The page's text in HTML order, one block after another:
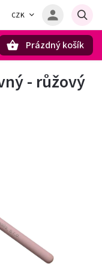
CZK
Prázdný košík
- růžový